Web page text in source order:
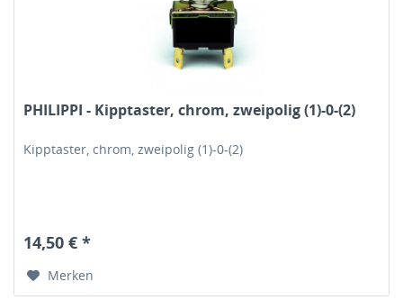
PHILIPPI - Kipptaster, chrom, zweipolig (1)-0-(2)
Kipptaster, chrom, zweipolig (1)-0-(2)
14,50 € *
Merken